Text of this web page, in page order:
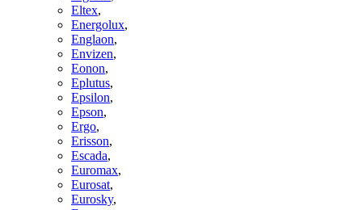
Eltex,
Energolux,
Englaon,
Envizen,
Eonon,
Eplutus,
Epsilon,
Epson,
Ergo,
Erisson,
Escada,
Euromax,
Eurosat,
Eurosky,